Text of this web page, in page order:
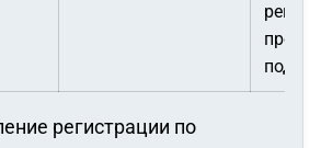
регистрации по